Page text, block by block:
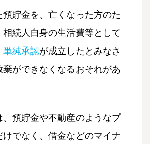
貯金を、亡くなった方のた
続人自身の生活費等として
単純承認が成立したとみなさ
ができなくなるおそれがあ
、預貯金や不動産のようなプ
けでなく、借金などのマイナ